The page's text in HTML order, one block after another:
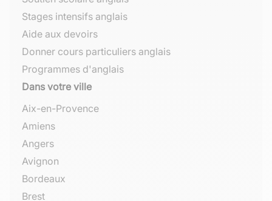
Stages intensifs anglais
Aide aux devoirs
Donner cours particuliers anglais
Programmes d'anglais
Dans votre ville
Aix-en-Provence
Amiens
Angers
Avignon
Bordeaux
Brest